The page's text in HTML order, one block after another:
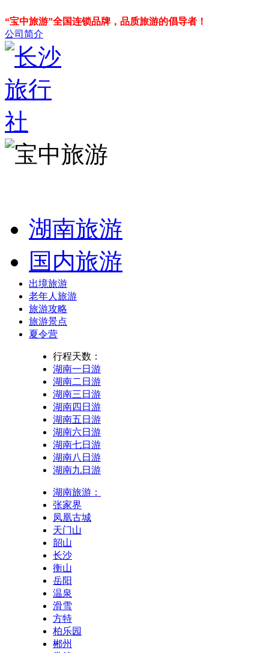
“宝中旅游”全国连锁品牌，品质旅游的倡导者！
公司简介
湖南旅游
国内旅游
出境旅游
老年人旅游
旅游攻略
旅游景点
夏令营
行程天数：
湖南一日游
湖南二日游
湖南三日游
湖南四日游
湖南五日游
湖南六日游
湖南七日游
湖南八日游
湖南九日游
湖南旅游：
张家界
凤凰古城
天门山
韶山
长沙
衡山
岳阳
温泉
滑雪
方特
柏乐园
郴州